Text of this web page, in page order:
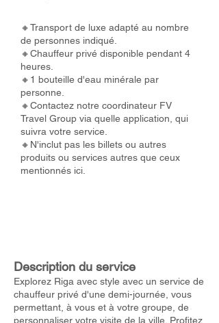
🔸Transport de luxe adapté au nombre
de personnes indiqué.
🔸Chauffeur privé disponible pendant 4
heures.
🔸1 bouteille d'eau minérale par
personne.
🔸Contactez notre coordinateur FV
Travel Group via quelle application, qui
suivra votre service.
🔸N'inclut pas les billets ou autres
produits ou services autres que ceux
mentionnés ici.
Description du service
Explorez Riga avec style avec un service de
chauffeur privé d'une demi-journée, vous
permettant, à vous et à votre groupe, de
personnaliser votre visite de la ville. Profitez